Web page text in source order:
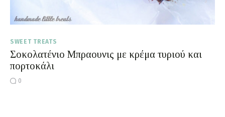
SWEET TREATS
Σοκολατένιο Μπραουνις με κρέμα τυριού και
πορτοκάλι
0